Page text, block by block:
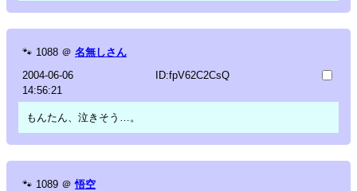
🐾 1088 ＠ 名無しさん
2004-06-06
14:56:21
ID:fpV62C2CsQ
もんたん、泣きそう…。
🐾 1089 ＠ 悟空